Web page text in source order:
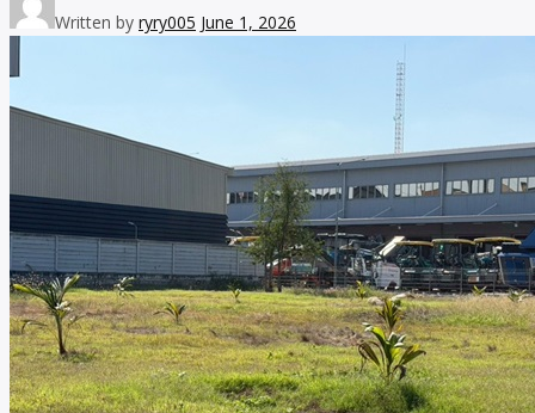
Written by ryry005 June 1, 2026